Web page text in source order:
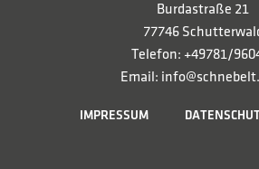
Burdastraße 21
77746
Telefon: +49781/
Email:
IMPRESSUM